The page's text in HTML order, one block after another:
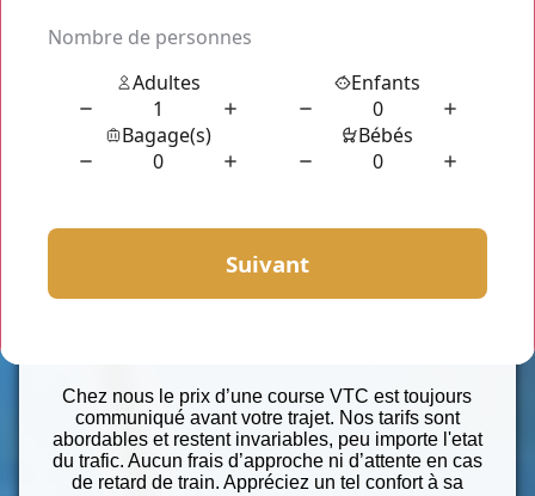
attentes et à votre moindre exigence.
Vous pouvez profiter de nos services 24h/24 et 7j/7
donc à n'importe quel moment et surtout pour toute
circonstance.Réserver un vtc pour Gare du Nord
reste à votre entière disposition afin de vous
satisfaire et répondre à vos demandes.
Seul ou à plusieurs, nos berlines et nos vans sont
chargeur téléphone, presse du jour, bouteille d’eau
Chez nous le prix d’une course VTC est toujours
communiqué avant votre trajet. Nos tarifs sont
abordables et restent invariables, peu importe l'etat
du trafic. Aucun frais d’approche ni d’attente en cas
de retard de train. Appréciez un tel confort à sa